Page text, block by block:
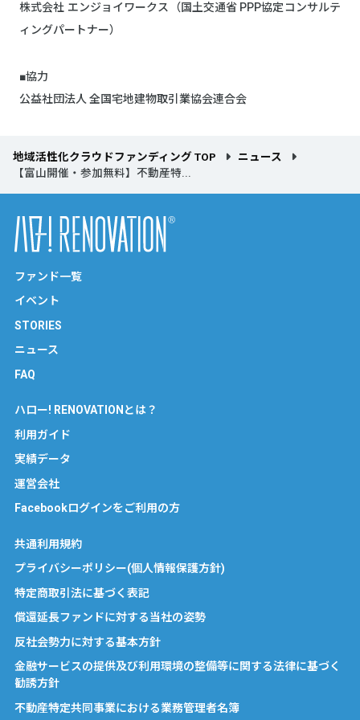
株式会社 エンジョイワークス（国土交通省 PPP協定コンサルテ
ィングパートナー）
■協力
公益社団法人 全国宅地建物取引業協会連合会
地域活性化クラウドファンディング TOP
ニュース
【富山開催・参加無料】不動産特...
ファンド一覧
イベント
STORIES
ニュース
FAQ
ハロー! RENOVATIONとは？
利用ガイド
実績データ
運営会社
Facebookログインをご利用の方
共通利用規約
プライバシーポリシー(個人情報保護方針)
特定商取引法に基づく表記
償還延長ファンドに対する当社の姿勢
反社会勢力に対する基本方針
金融サービスの提供及び利用環境の整備等に関する法律に基づく
勧誘方針
不動産特定共同事業における業務管理者名簿